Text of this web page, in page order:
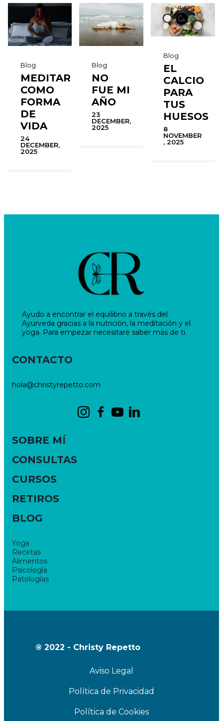
Blog
MEDITAR
COMO
FORMA
DE
VIDA
24
DECEMBER,
2025
Blog
NO
FUE MI
AÑO
23
DECEMBER,
2025
Blog
EL
CALCIO
PARA
TUS
HUESOS
8
NOVEMBER
, 2025
Ayudo a encontrar el equilibrio a través del
Ayurveda gracias a la nutrición, la meditación y el
yoga. Para empezar necesitaré saber más de ti.
CONTACTO
hola@christyrepetto.com
SOBRE MÍ
CONSULTAS
CURSOS
RETIROS
BLOG
Yoga
Recetas
Alimentos
Psicología
Patologías
® 2022 - Christy Repetto
Aviso Legal
Política de Privacidad
Política de Cookies